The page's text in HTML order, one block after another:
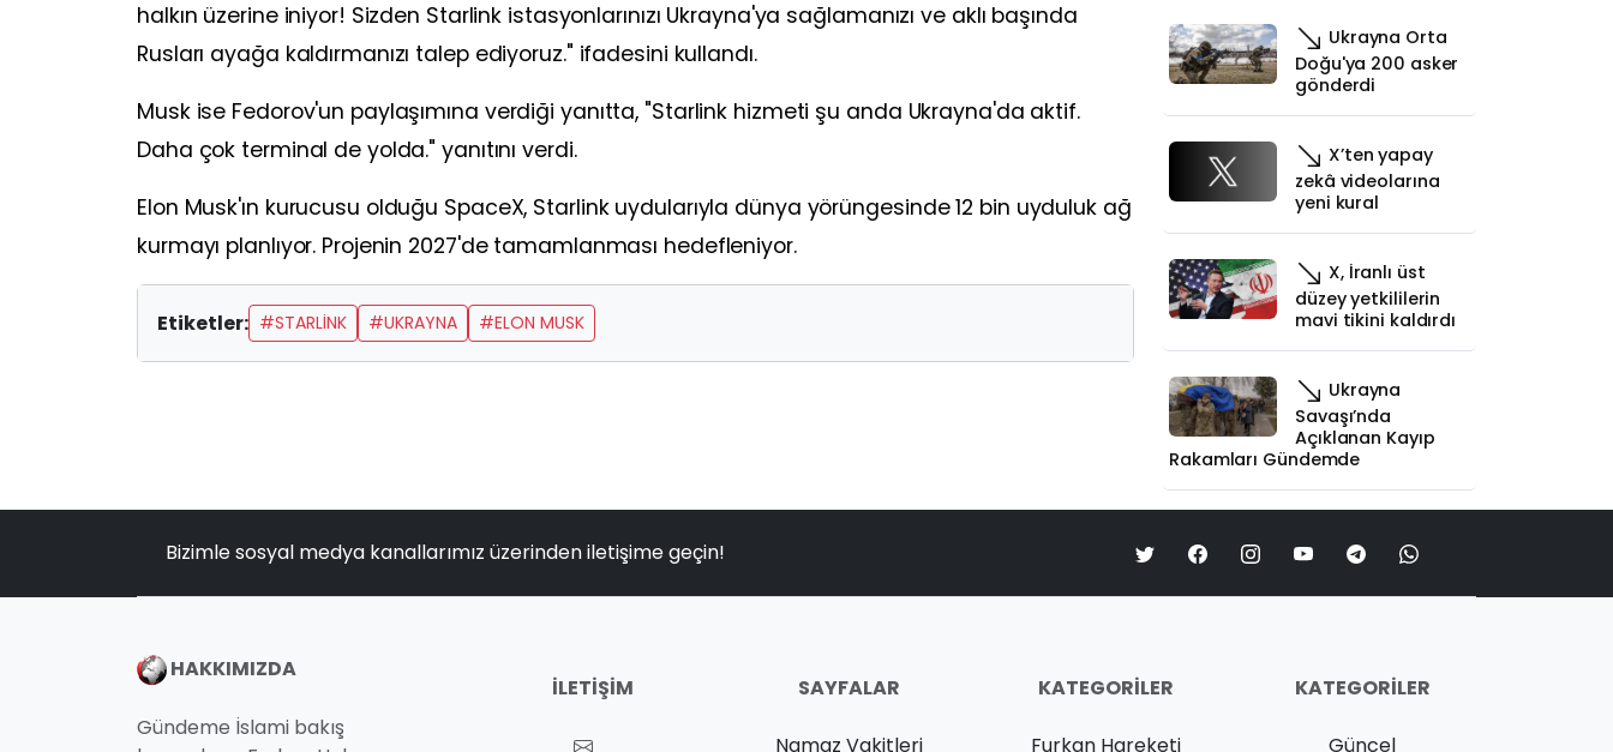
halkın üzerine iniyor! Sizden Starlink istasyonlarınızı Ukrayna'ya sağlamanızı ve aklı başında
Rusları ayağa kaldırmanızı talep ediyoruz." ifadesini kullandı.
Musk ise Fedorov'un paylaşımına verdiği yanıtta, "Starlink hizmeti şu anda Ukrayna'da aktif.
Daha çok terminal de yolda." yanıtını verdi.
Elon Musk'ın kurucusu olduğu SpaceX, Starlink uydularıyla dünya yörüngesinde 12 bin uyduluk ağ
kurmayı planlıyor. Projenin 2027'de tamamlanması hedefleniyor.
Etiketler: #STARLİNK #UKRAYNA #ELON MUSK
Ukrayna Orta
Doğu'ya 200 asker
gönderdi
X’ten yapay
zekâ videolarına
yeni kural
X, İranlı üst
düzey yetkililerin
mavi tikini kaldırdı
Ukrayna
Savaşı’nda
Açıklanan Kayıp
Rakamları Gündemde
Bizimle sosyal medya kanallarımız üzerinden iletişime geçin!
HAKKIMIZDA
Gündeme İslami bakış
İLETIŞIM SAYFALAR
Namaz Vakitleri
KATEGORILER
Furkan Hareketi
KATEGORILER
Güncel